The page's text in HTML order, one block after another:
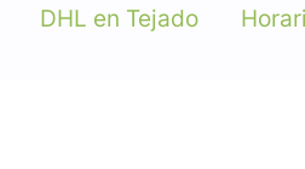
DHL en Tejado